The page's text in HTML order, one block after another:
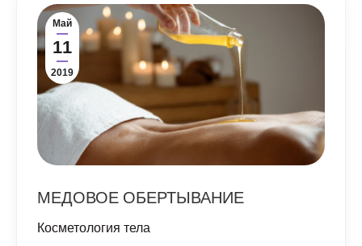
Май
11
2019
МЕДОВОЕ ОБЕРТЫВАНИЕ
Косметология тела